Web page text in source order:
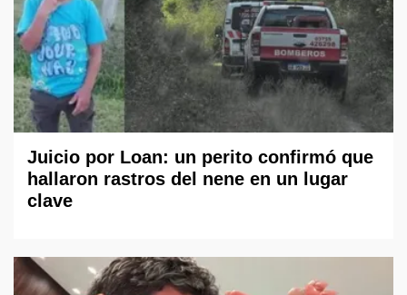
Juicio por Loan: un perito confirmó que
hallaron rastros del nene en un lugar
clave